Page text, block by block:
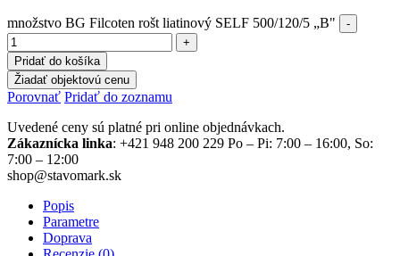
množstvo BG Filcoten rošt liatinový SELF 500/120/5 „B"
Pridať do košíka
Žiadať objektovú cenu
Porovnať Pridať do zoznamu
Uvedené ceny sú platné pri online objednávkach.
Zákaznícka linka: +421 948 200 229 Po – Pi: 7:00 – 16:00, So:
7:00 – 12:00
shop@stavomark.sk
Popis
Parametre
Doprava